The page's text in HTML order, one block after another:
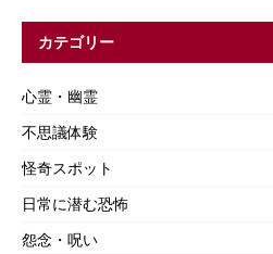
カテゴリー
心霊・幽霊
不思議体験
怪奇スポット
日常に潜む恐怖
怨念・呪い